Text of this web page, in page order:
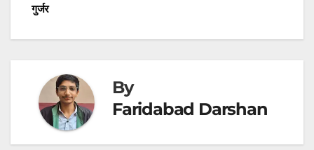
गुर्जर
By
Faridabad Darshan